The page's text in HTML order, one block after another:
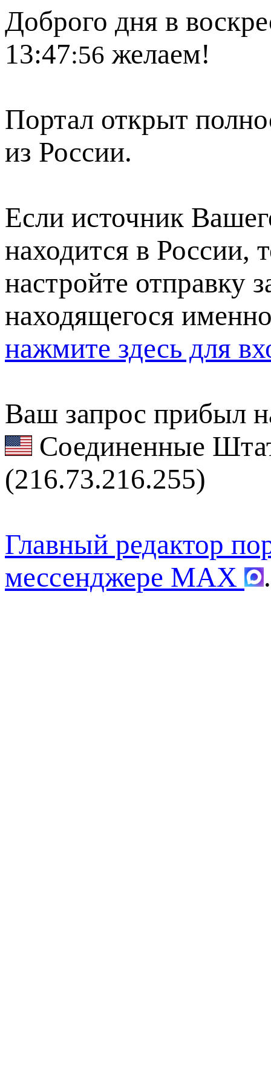
Доброго дня в
13:47:56 желаем!
Портал открыт
из России.
Если источник
находится в России,
настройте отправку
находящегося
нажмите здесь для
Ваш запрос прибыл
Соединенные
(216.73.216.255)
Главный редактор
мессенджере MAX
.